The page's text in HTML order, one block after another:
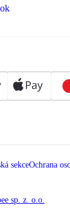
sekceOchrana
sp. z. o.o.